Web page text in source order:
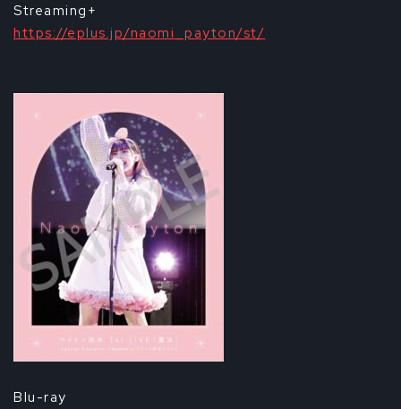
Streaming+
https://eplus.jp/naomi_payton/st/
Blu-ray